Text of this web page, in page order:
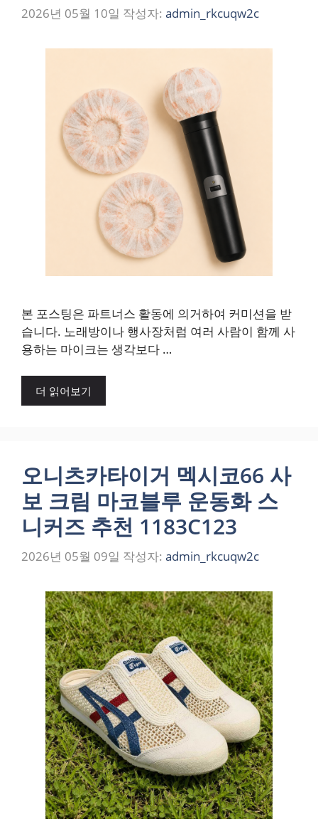
2026년 05월 10일 작성자: admin_rkcuqw2c
본 포스팅은 파트너스 활동에 의거하여 커미션을 받
습니다. 노래방이나 행사장처럼 여러 사람이 함께 사
용하는 마이크는 생각보다 …
더 읽어보기
오니츠카타이거 멕시코66 사
보 크림 마코블루 운동화 스
니커즈 추천 1183C123
2026년 05월 09일 작성자: admin_rkcuqw2c